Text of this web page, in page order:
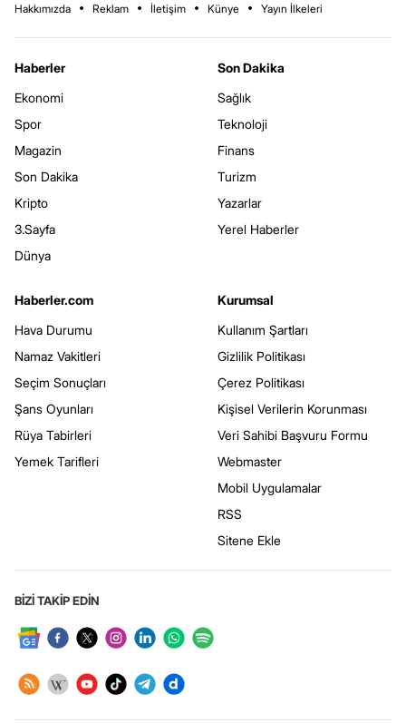
Hakkımızda Reklam İletişim Künye Yayın İlkeleri
Haberler
Ekonomi
Spor
Magazin
Son Dakika
Kripto
3.Sayfa
Dünya
Son Dakika
Sağlık
Teknoloji
Finans
Turizm
Yazarlar
Yerel Haberler
Haberler.com
Hava Durumu
Namaz Vakitleri
Seçim Sonuçları
Şans Oyunları
Rüya Tabirleri
Yemek Tarifleri
Kurumsal
Kullanım Şartları
Gizlilik Politikası
Çerez Politikası
Kişisel Verilerin Korunması
Veri Sahibi Başvuru Formu
Webmaster
Mobil Uygulamalar
RSS
Sitene Ekle
BİZİ TAKİP EDİN